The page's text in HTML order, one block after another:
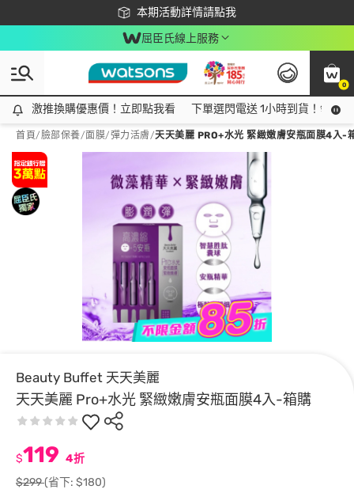
本期活動詳情請點我
下載app最高回饋$350
屈臣氏線上服務
0
激推換購優惠價！立即點我看
激推換購優惠價！立即點我看 下單選閃電送 1小時到貨！領神
首頁/臉部保養/面膜/彈力活膚/天天美麗 PRO+水光 緊緻嫩膚安瓶面膜4入-
Beauty Buffet 天天美麗
天天美麗 Pro+水光 緊緻嫩膚安瓶面膜4入-箱購
$119 4折
$299(省下: $180)